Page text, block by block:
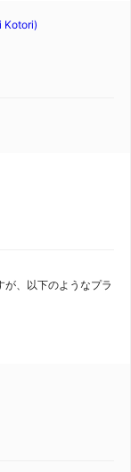
Kotori)
が、以下のようなプラ